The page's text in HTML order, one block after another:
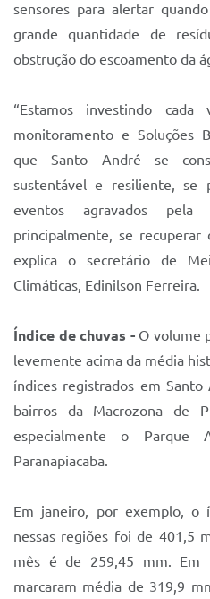
sensores para alertar
grande quantidade de
obstrução do escoamento da
“Estamos investindo
monitoramento e Soluções
que Santo André se
sustentável e resiliente, se
eventos agravados
principalmente, se recuperar
explica o secretário de
Climáticas, Edinilson Ferreira.
Índice de chuvas -O volume
levemente acima da média
índices registrados em
bairros da Macrozona de
especialmente o
Paranapiacaba.
Em janeiro, por exemplo, o
nessas regiões foi de 401,5
mês é de 259,45 mm. Em
marcaram média de 319,9